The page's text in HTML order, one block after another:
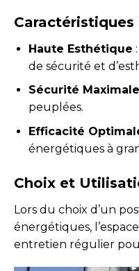
Haute Esthétique
de sécurité et
Sécurité Maximale
peuplées.
Efficacité
énergétiques à
Choix et
Lors du choix d’un
énergétiques,
entretien régulier